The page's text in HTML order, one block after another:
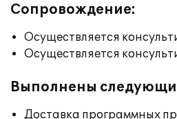
Сопровождение:
Осуществляется
Осуществляется
Выполнены
Доставка программных